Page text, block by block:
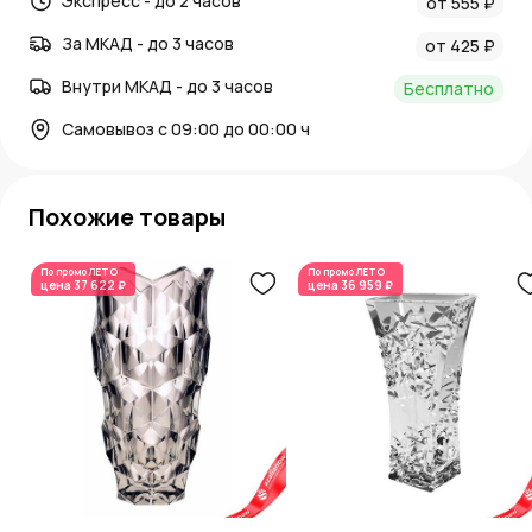
За МКАД - до 3 часов
от 425 ₽
Внутри МКАД - до 3 часов
Бесплатно
Самовывоз с 09:00 до 00:00 ч
Похожие товары
По промоЛЕТО
цена 37 622 ₽
По промоЛЕТО
цена 36 959 ₽